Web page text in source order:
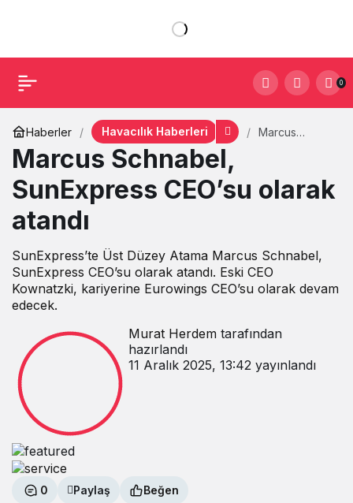
0
Haberler Havacılık Haberleri
Marcus
atandı
Marcus Schnabel,
SunExpress CEO’su olarak
atandı
SunExpress’te Üst Düzey Atama Marcus Schnabel,
SunExpress CEO’su olarak atandı. Eski CEO
Kownatzki, kariyerine Eurowings CEO’su olarak devam
edecek.
Murat Herdemtarafından
hazırlandı
11 Aralık 2025, 13:42yayınlandı
0 Paylaş Beğen